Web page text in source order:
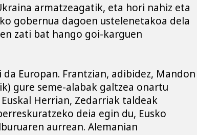
armatzeagatik, eta hori nahiz eta
gobernua dagoen ustelenetakoa dela
zati bat hango goi-karguen
Europan. Frantzian, adibidez, Mandon
gure seme-alabak galtzea onartu
Herrian, Zedarriak taldeak
deia egin du, Eusko
aurrean. Alemanian